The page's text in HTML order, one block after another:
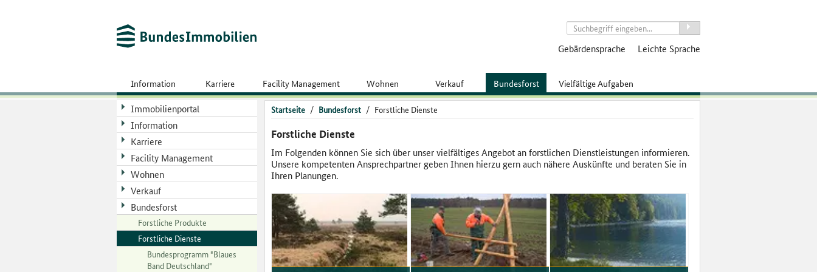
suchen
Gebärdensprache Leichte Sprache
Information Karriere Facility Management Wohnen Verkauf Bundesforst Vielfältige Aufgaben
Immobilienportal
Information
Karriere
Facility Management
Wohnen
Verkauf
Bundesforst
Forstliche Produkte
Forstliche Dienste
Bundesprogramm "Blaues
Band Deutschland"
Startseite / Bundesforst / Forstliche Dienste
Forstliche Dienste
Im Folgenden können Sie sich über unser vielfältiges Angebot an forstlichen Dienstleistungen informieren.
Unsere kompetenten Ansprechpartner geben Ihnen hierzu gern auch nähere Auskünfte und beraten Sie in
Ihren Planungen.